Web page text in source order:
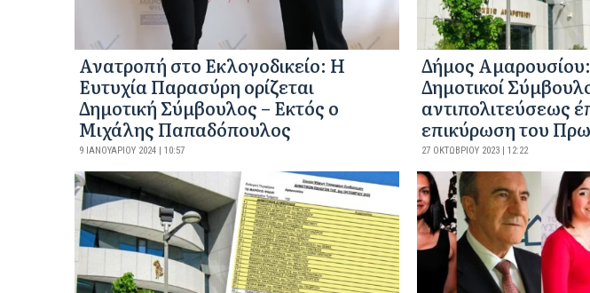
Ανατροπή στο Εκλογοδικείο: Η
Ευτυχία Παρασύρη ορίζεται
Δημοτική Σύμβουλος – Εκτός ο
Μιχάλης Παπαδόπουλος
9 ΙΑΝΟΥΑΡΊΟΥ 2024 | 10:57
Δήμος
Δημοτικοί
αντιπολιτεύσεως
επικύρωση του
27 ΟΚΤΩΒΡΊΟΥ 2023 | 12:22